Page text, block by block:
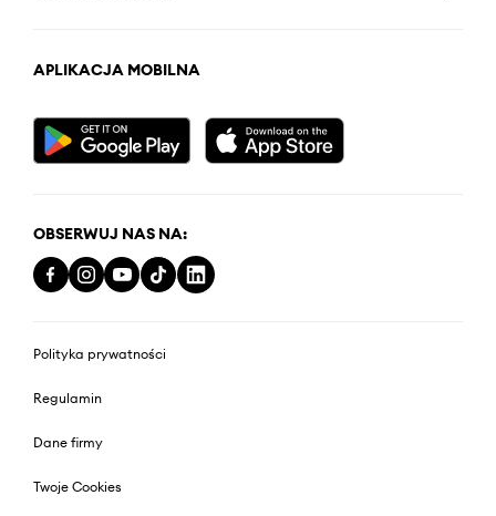
APLIKACJA MOBILNA
OBSERWUJ NAS NA:
Polityka prywatności
Regulamin
Dane firmy
Twoje Cookies